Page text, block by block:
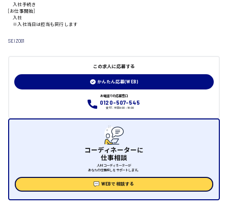
三次市
三原市
日給制すべて
入社手続き
[お仕事開始]
入社
※入社当日は担当も同行します
SEIZO01
この求人に応募する
かんたん応募(WEB)
お電話での応募窓口
0120-507-545
受付：平日9:00 - 18:00
コーディネーターに
仕事相談
人材コーディネーターが
あなたの仕事探しをサポートします。
WEBで相談する